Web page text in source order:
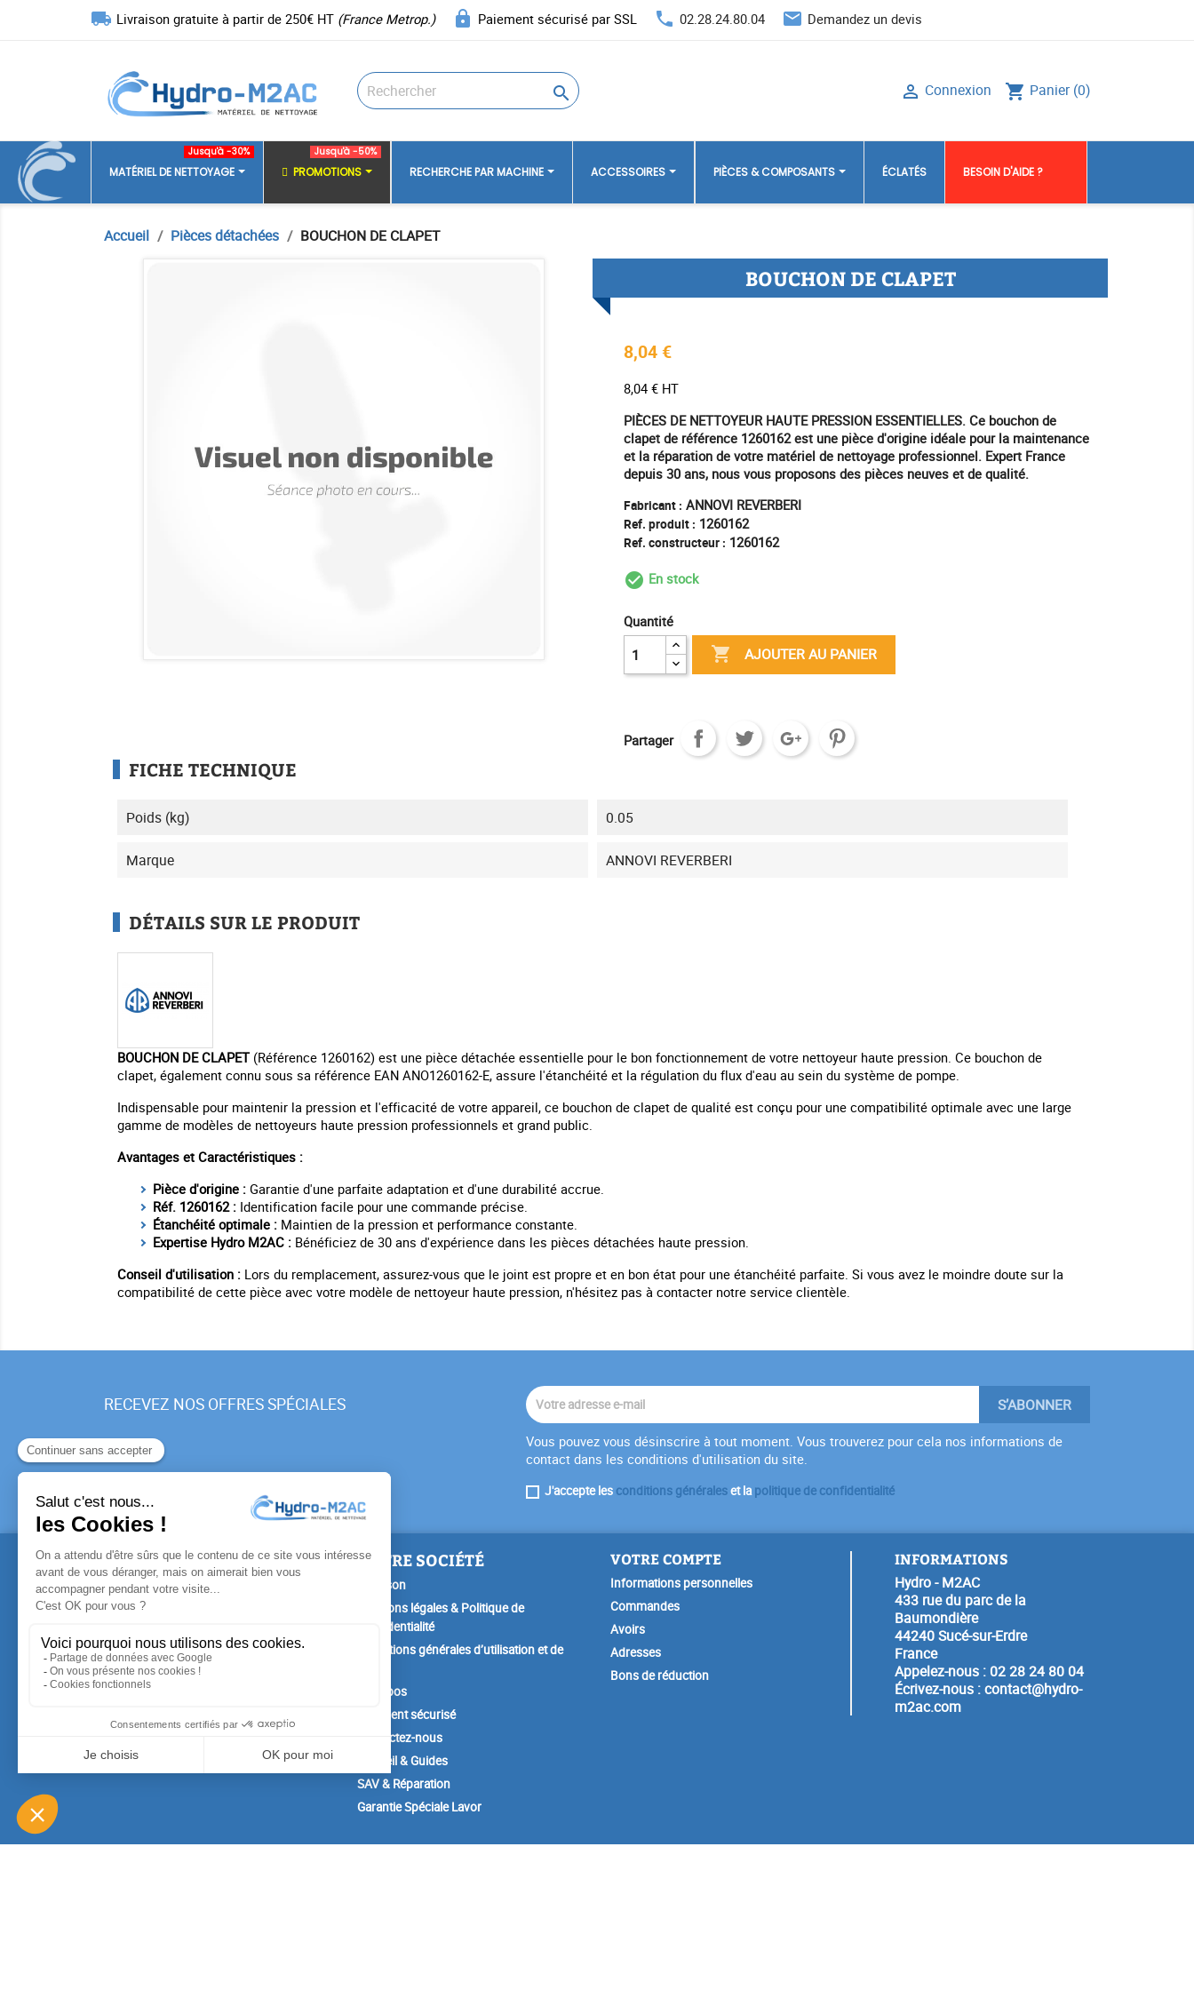
local_shipping Livraison gratuite à partir de 250€ HT (France Metrop.) lock Paiement sécurisé par SSL phone 02.28.24.80.04 email Demandez un devis
 shopping_cart Panier (0)
 Connexion
MATÉRIEL DE NETTOYAGE
Jusqu'à -30%
PROMOTIONS
Jusqu'à -50%
RECHERCHE PAR MACHINE ACCESSOIRES PIÈCES & COMPOSANTS ÉCLATÉS BESOIN D'AIDE ?
Accueil Pièces détachées BOUCHON DE CLAPET
BOUCHON DE CLAPET
8,04 €
8,04 € HT
PIÈCES DE NETTOYEUR HAUTE PRESSION ESSENTIELLES. Ce bouchon de
clapet de référence 1260162 est une pièce d'origine idéale pour la maintenance
et la réparation de votre matériel de nettoyage professionnel. Expert France
depuis 30 ans, nous vous proposons des pièces neuves et de qualité.
Fabricant : ANNOVI REVERBERI
Ref. produit : 1260162
Ref. constructeur : 1260162
check_circle_outline
En stock
Quantité
 AJOUTER AU PANIER
Partager
FICHE TECHNIQUE
Poids (kg) 0.05
Marque ANNOVI REVERBERI
DÉTAILS SUR LE PRODUIT
BOUCHON DE CLAPET (Référence 1260162) est une pièce détachée essentielle pour le bon fonctionnement de votre nettoyeur haute pression. Ce bouchon de
clapet, également connu sous sa référence EAN ANO1260162-E, assure l'étanchéité et la régulation du flux d'eau au sein du système de pompe.
Indispensable pour maintenir la pression et l'efficacité de votre appareil, ce bouchon de clapet de qualité est conçu pour une compatibilité optimale avec une large
gamme de modèles de nettoyeurs haute pression professionnels et grand public.
Avantages et Caractéristiques :
Pièce d'origine : Garantie d'une parfaite adaptation et d'une durabilité accrue.
Réf. 1260162 : Identification facile pour une commande précise.
Étanchéité optimale : Maintien de la pression et performance constante.
Expertise Hydro M2AC : Bénéficiez de 30 ans d'expérience dans les pièces détachées haute pression.
Conseil d'utilisation : Lors du remplacement, assurez-vous que le joint est propre et en bon état pour une étanchéité parfaite. Si vous avez le moindre doute sur la
compatibilité de cette pièce avec votre modèle de nettoyeur haute pression, n'hésitez pas à contacter notre service clientèle.
RECEVEZ NOS OFFRES SPÉCIALES
Vous pouvez vous désinscrire à tout moment. Vous trouverez pour cela nos informations de
contact dans les conditions d'utilisation du site.
J'accepte les conditions généraleset lapolitique de confidentialité
PRODUITS
Promotions
Nouveaux produits
NOTRE SOCIÉTÉ
Livraison
Mentions légales & Politique de
Confidentialité
Conditions générales d’utilisation et de
A propos
Paiement sécurisé
Contactez-nous
Conseil & Guides
SAV & Réparation
Garantie Spéciale Lavor
VOTRE COMPTE
Informations personnelles
Commandes
Avoirs
Adresses
Bons de réduction
INFORMATIONS
Hydro - M2AC
433 rue du parc de la
Baumondière
44240 Sucé-sur-Erdre
France
Appelez-nous : 02 28 24 80 04
Écrivez-nous :contact@hydro-
m2ac.com